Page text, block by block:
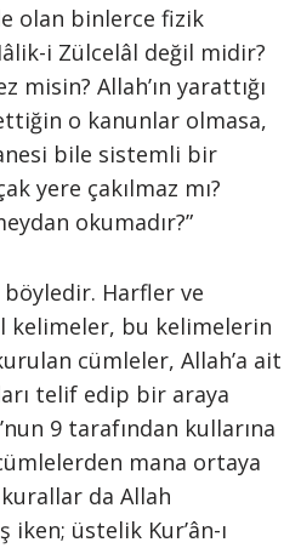
olan binlerce fizik
i Zülcelâl değil midir?
misin? Allah’ın yarattığı
o kanunlar olmasa,
bile sistemli bir
yere çakılmaz mı?
okumadır?”
böyledir. Harfler ve
kelimeler, bu kelimelerin
cümleler, Allah’a ait
telif edip bir araya
9 tarafından kullarına
mana ortaya
kurallar da Allah
iken; üstelik Kur’ân-ı